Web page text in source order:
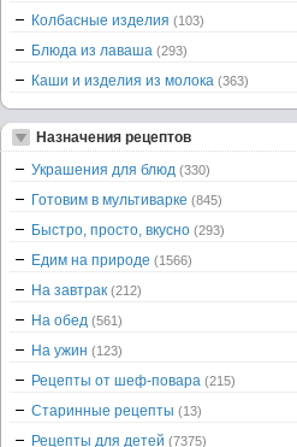
Колбасные изделия (103)
Блюда из лаваша (293)
Каши и изделия из молока (363)
Назначения рецептов
Украшения для блюд (330)
Готовим в мультиварке (845)
Быстро, просто, вкусно (293)
Едим на природе (1566)
На завтрак (212)
На обед (561)
На ужин (123)
Рецепты от шеф-повара (215)
Старинные рецепты (13)
Рецепты для детей (7375)